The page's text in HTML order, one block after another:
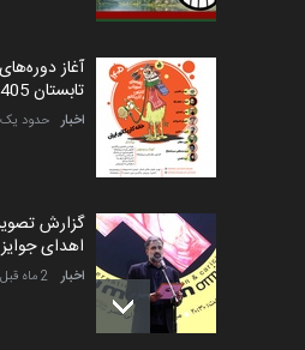
آغاز
تابستان 1405 خانه کاریکات…
اخبار حدود یک
گزارش
اهدای
اخبار 2 ماه قبل